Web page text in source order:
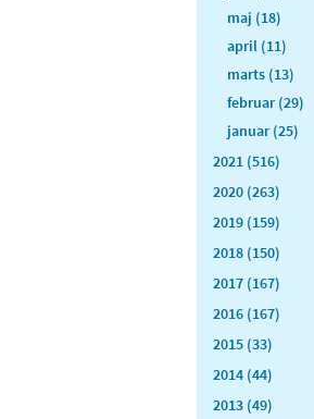
maj (18)
april (11)
marts (13)
februar (29)
januar (25)
2021 (516)
2020 (263)
2019 (159)
2018 (150)
2017 (167)
2016 (167)
2015 (33)
2014 (44)
2013 (49)